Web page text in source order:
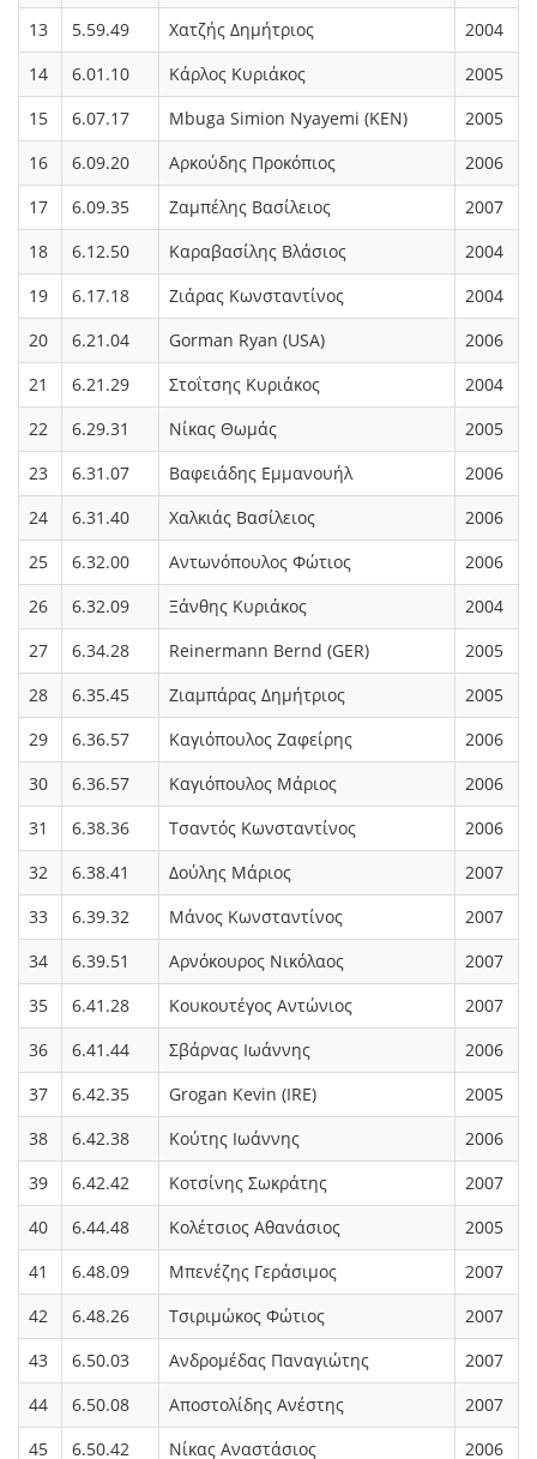
13
5.59.49 Χατζής Δημήτριος
2004
14
6.01.10 Κάρλος Κυριάκος
2005
15
6.07.17 Mbuga Simion Nyayemi (KEN)
2005
16
6.09.20 Αρκούδης Προκόπιος
2006
17
6.09.35 Ζαμπέλης Βασίλειος
2007
18
6.12.50 Καραβασίλης Βλάσιος
2004
19
6.17.18 Ζιάρας Κωνσταντίνος
2004
20
6.21.04 Gorman Ryan (USA)
2006
21
6.21.29 Στοΐτσης Κυριάκος
2004
22
6.29.31 Νίκας Θωμάς
2005
23
6.31.07 Βαφειάδης Εμμανουήλ
2006
24
6.31.40 Χαλκιάς Βασίλειος
2006
25
6.32.00 Αντωνόπουλος Φώτιος
2006
26
6.32.09 Ξάνθης Κυριάκος
2004
27
6.34.28 Reinermann Bernd (GER)
2005
28
6.35.45 Ζιαμπάρας Δημήτριος
2005
29
6.36.57 Καγιόπουλος Ζαφείρης
2006
30
6.36.57 Καγιόπουλος Μάριος
2006
31
6.38.36 Τσαντός Κωνσταντίνος
2006
32
6.38.41 Δούλης Μάριος
2007
33
6.39.32 Μάνος Κωνσταντίνος
2007
34
6.39.51 Αρνόκουρος Νικόλαος
2007
35
6.41.28 Κουκουτέγος Αντώνιος
2007
36
6.41.44 Σβάρνας Ιωάννης
2006
37
6.42.35 Grogan Kevin (IRE)
2005
38
6.42.38 Κούτης Ιωάννης
2006
39
6.42.42 Κοτσίνης Σωκράτης
2007
40
6.44.48 Κολέτσιος Αθανάσιος
2005
41
6.48.09 Μπενέζης Γεράσιμος
2007
42
6.48.26 Τσιριμώκος Φώτιος
2007
43
6.50.03 Ανδρομέδας Παναγιώτης
2007
44
6.50.08 Αποστολίδης Ανέστης
2007
45
6.50.42 Νίκας Αναστάσιος 2006